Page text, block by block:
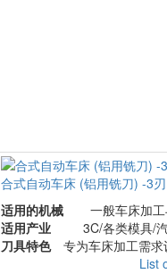
合式自动车床 (铝用铣刀) -3刃
适用的机械
一般车床加
适用产业
3C/各类模具/
刀具特色
专为车床加工需
List